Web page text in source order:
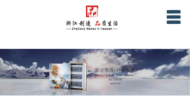
关于星空
产品服务